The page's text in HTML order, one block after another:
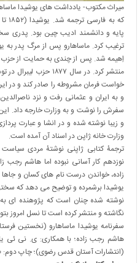
میراث مکتوب- یادداشت های یوشیدا
پایه و دانشمند ادیب چین بود. پدری
ترغیب کرد. ماساهارو پس از مرگ پدر به
اِهیمه شد. پس از چندی به حمایت از
منتشر کرد. در سال
خواست فرمان مشروطه را صادر کند و در
و به ایران و عثمانی رفت و نزد
سفرش را نوشت و به وزارت خارجه داد. این
و زیبا نوشته شده و در انشا و عبارت
وزارت خانه ژاپن در اسناد آن آمده است.
ترجمۀ کتابی ژاپنی نوشتۀ مردی
نوزدهم کار آسانی نبوده اما هاشم
زاده، خواندن درست نام های کسان و
یوشیدا برشمرده و توضیح می دهد که
نوشته شده چنان است که پژوهنده ای به
نگاشته و منتشر کرده است تا نسل امروز
سفرنامه یوشیدا ماساهارو (نخستین
هاشم رجب زاده؛ با همکاری: ی. نی ئی
(انتشارات آستان قدس رضوی)؛ چاپ دوم: ۱۳۹۰؛ قطع وزیری؛ ۶۱۶ صفحه؛ ۹۹۰۰۰ ریال.